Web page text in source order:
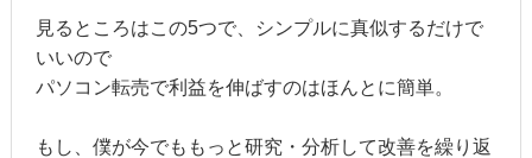
見るところはこの5つで、シンプルに真似するだけで
いいので
パソコン転売で利益を伸ばすのはほんとに簡単。
もし、僕が今でももっと研究・分析して改善を繰り返